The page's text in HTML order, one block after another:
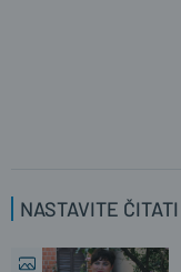
NASTAVITE ČITATI